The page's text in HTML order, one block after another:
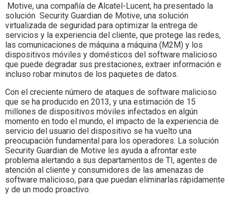
Motive, una compañía de Alcatel-Lucent, ha presentado la
solución Security Guardian de Motive, una solución
virtualizada de seguridad para optimizar la entrega de
servicios y la experiencia del cliente, que protege las redes,
las comunicaciones de máquina a máquina (M2M) y los
dispositivos móviles y domésticos del software malicioso
que puede degradar sus prestaciones, extraer información e
incluso robar minutos de los paquetes de datos.
Con el creciente número de ataques de software malicioso
que se ha producido en 2013, y una estimación de 15
millones de dispositivos móviles infectados en algún
momento en todo el mundo, el impacto de la experiencia de
servicio del usuario del dispositivo se ha vuelto una
preocupación fundamental para los operadores. La solución
Security Guardian de Motive les ayuda a afrontar este
problema alertando a sus departamentos de TI, agentes de
atención al cliente y consumidores de las amenazas de
software malicioso, para que puedan eliminarlas rápidamente
y de un modo proactivo.